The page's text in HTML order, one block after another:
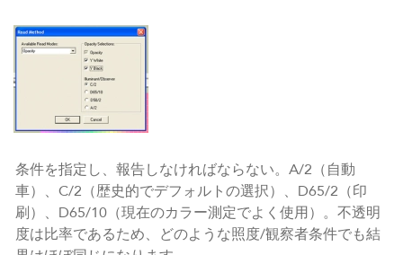
条件を指定し、報告しなければならない。A/2（自動
車）、C/2（歴史的でデフォルトの選択）、D65/2（印
刷）、D65/10（現在のカラー測定でよく使用）。不透明
度は比率であるため、どのような照度/観察者条件でも結